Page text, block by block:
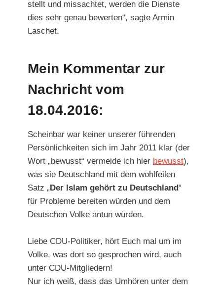
stellt und missachtet, werden die Dienste
dies sehr genau bewerten“, sagte Armin
Laschet.
Mein Kommentar zur
Nachricht vom
18.04.2016:
Scheinbar war keiner unserer führenden
Persönlichkeiten sich im Jahr 2011 klar (der
Wort „bewusst“ vermeide ich hier bewusst),
was sie Deutschland mit dem wohlfeilen
Satz „Der Islam gehört zu Deutschland“
für Probleme bereiten würden und dem
Deutschen Volke antun würden.
Liebe CDU-Politiker, hört Euch mal um im
Volke, was dort so gesprochen wird, auch
unter CDU-Mitgliedern!
Nur ich weiß, dass das Umhören unter dem